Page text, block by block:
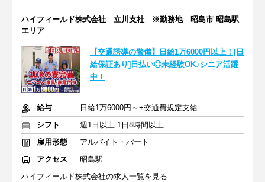
ハイフィールド株式会社 立川支社 ※勤務地 昭島市 昭島駅
エリア
【交通誘導の警備】日給1万6000円以上！[日
給保証あり]日払い◎未経験OK♪シニア活躍
中！
給与
日給1万6000円～+交通費規定支給
シフト
週1日以上 1日8時間以上
雇用形態
アルバイト・パート
アクセス
昭島駅
ハイフィールド株式会社の求人一覧を見る